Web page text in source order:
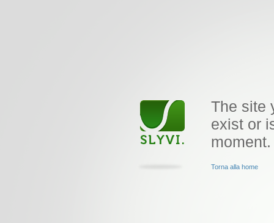
The site
exist or
moment.
Torna alla home